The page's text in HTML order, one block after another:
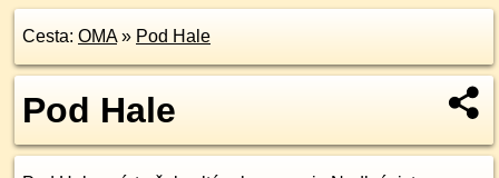
Cesta: OMA» Pod Hale
Pod Hale